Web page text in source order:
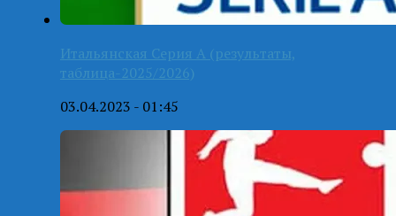
Итальянская Серия А (результаты,
таблица-2025/2026)
03.04.2023 - 01:45